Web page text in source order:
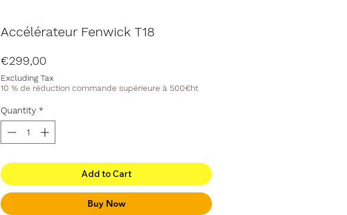
Accélérateur Fenwick T18
€299,00
Excluding Tax
10 % de réduction commande supérieure à 500€ht
Quantity *
Add to Cart
Buy Now